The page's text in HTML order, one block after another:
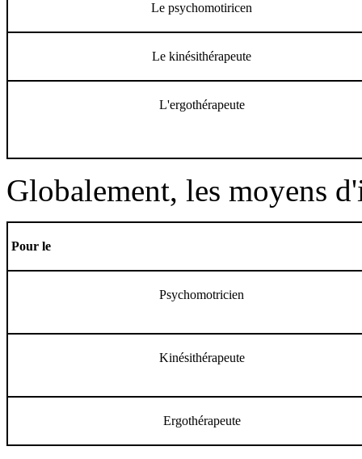
Le psychomotiricen
Le kinésithérapeute
L'ergothérapeute
Globalement, les moyens
Pour le
Psychomotricien
Kinésithérapeute
Ergothérapeute